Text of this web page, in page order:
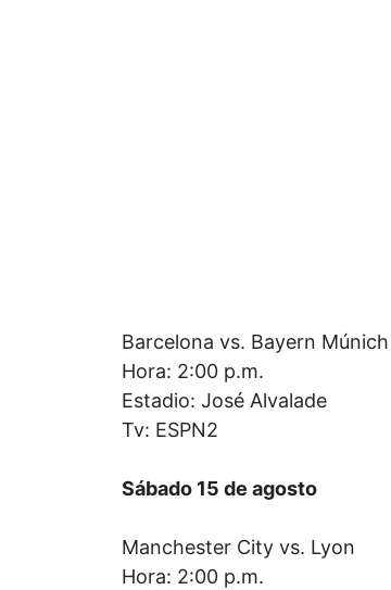
Barcelona vs. Bayern Múnich
Hora: 2:00 p.m.
Estadio: José Alvalade
Tv: ESPN2
Sábado 15 de agosto
Manchester City vs. Lyon
Hora: 2:00 p.m.